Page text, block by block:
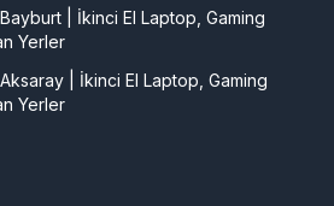
| İkinci El Laptop, Gaming
Yerler
| İkinci El Laptop, Gaming
Yerler